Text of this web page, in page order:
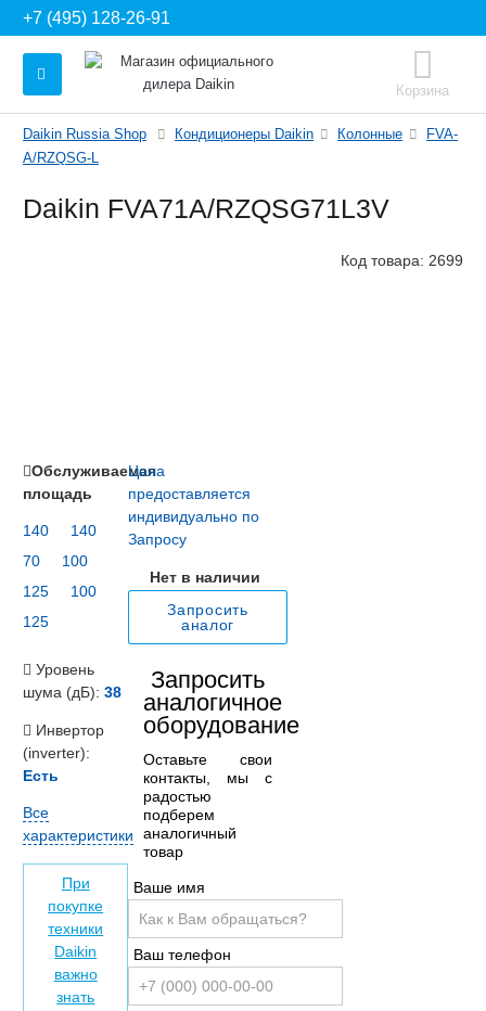
+7 (495) 128-26-91
Корзина
Daikin Russia Shop Кондиционеры Daikin Колонные
FVA-
A/RZQSG-L
Daikin FVA71A/RZQSG71L3V
Код товара: 2699
Цена
предоставляется
индивидуально по
Запросу
Нет в наличии
Запросить
аналог
Запросить
аналогичное
оборудование
Оставьте свои
контакты, мы с
радостью
подберем
аналогичный
товар
Ваше имя
Ваш телефон
Обслуживаемая
площадь
140
140
70
100
125
100
125
Уровень
шума (дБ): 38
Инвертор
(inverter):
Есть
Все
характеристики
При
покупке
техники
Daikin
важно
знать